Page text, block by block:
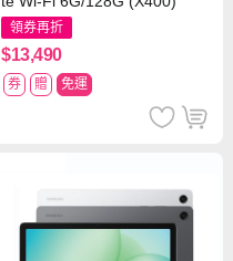
領券再折
$13,490
券 贈 免運